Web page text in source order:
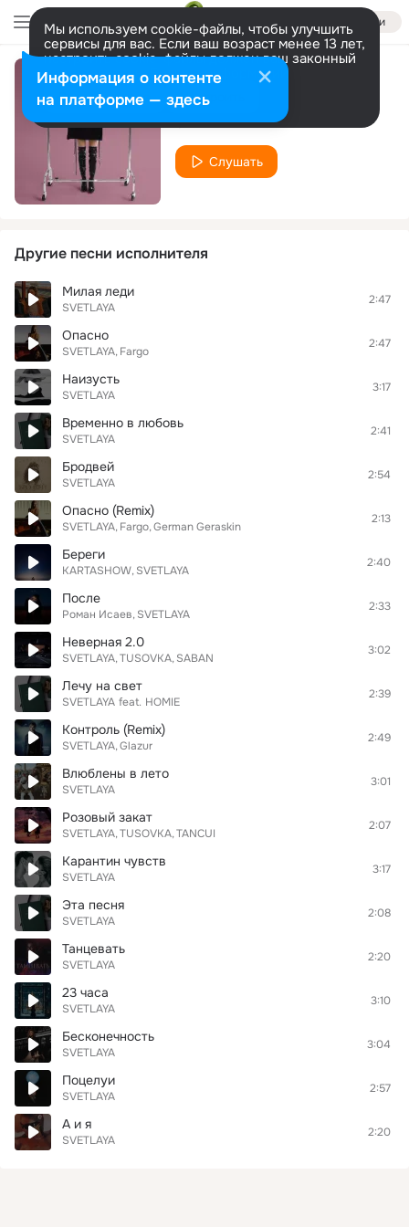
Войти
Мы используем cookie-файлы, чтобы улучшить
сервисы для вас. Если ваш возраст менее 13 лет,
настроить cookie-файлы должен ваш законный
представитель. Больше информации
Разрешить все Настроить
Почему?!
SVETLAYA
Слушать
Другие песни исполнителя
Милая леди
SVETLAYA
2:47
Опасно
SVETLAYA Fargo
2:47
Наизусть
SVETLAYA
3:17
Временно в любовь
SVETLAYA
2:41
Бродвей
SVETLAYA
2:54
Опасно (Remix)
SVETLAYA Fargo German Geraskin
2:13
Береги
KARTASHOW SVETLAYA
2:40
После
Роман Исаев SVETLAYA
2:33
Неверная 2.0
SVETLAYA TUSOVKA SABAN
3:02
Лечу на свет
SVETLAYA feat. HOMIE
2:39
Контроль (Remix)
SVETLAYA Glazur
2:49
Влюблены в лето
SVETLAYA
3:01
Розовый закат
SVETLAYA TUSOVKA TANCUI
2:07
Карантин чувств
SVETLAYA
3:17
Эта песня
SVETLAYA
2:08
Танцевать
SVETLAYA
2:20
23 часа
SVETLAYA
3:10
Бесконечность
SVETLAYA
3:04
Поцелуи
SVETLAYA
2:57
А и я
SVETLAYA
2:20
Информация о контенте
на платформе — здесь